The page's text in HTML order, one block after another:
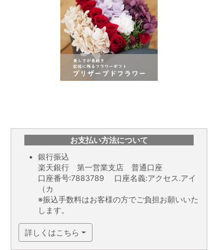
お支払い方法について
銀行振込
楽天銀行 第一営業支店 普通口座
口座番号:7883789 口座名義:アクセス.アイ
（カ
※振込手数料はお客様の方でご負担お願いいた
します。
詳しくはこちら